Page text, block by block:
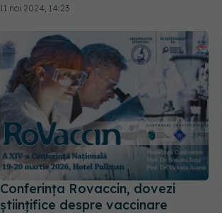
11 noi 2024, 14:23
Conferința Rovaccin, dovezi
științifice despre vaccinare